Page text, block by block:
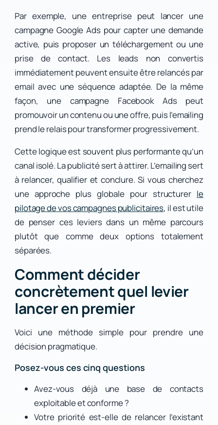
Par exemple, une entreprise peut lancer une
campagne Google Ads pour capter une demande
active, puis proposer un téléchargement ou une
prise de contact. Les leads non convertis
immédiatement peuvent ensuite être relancés par
email avec une séquence adaptée. De la même
façon, une campagne Facebook Ads peut
promouvoir un contenu ou une offre, puis l’emailing
prend le relais pour transformer progressivement.
Cette logique est souvent plus performante qu’un
canal isolé. La publicité sert à attirer. L’emailing sert
à relancer, qualifier et conclure. Si vous cherchez
une approche plus globale pour structurer le
pilotage de vos campagnes publicitaires, il est utile
de penser ces leviers dans un même parcours
plutôt que comme deux options totalement
séparées.
Comment décider
concrètement quel levier
lancer en premier
Voici une méthode simple pour prendre une
décision pragmatique.
Posez-vous ces cinq questions
Avez-vous déjà une base de contacts
exploitable et conforme ?
Votre priorité est-elle de relancer l’existant